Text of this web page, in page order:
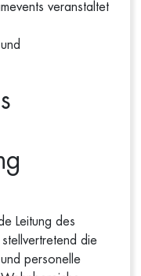
veranstaltet
Leitung des
die
personelle